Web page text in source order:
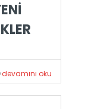
devamını oku